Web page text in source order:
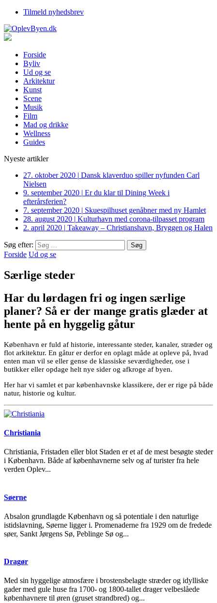
Tilmeld nyhedsbrev
Forside
Byliv
Ud og se
Arkitektur
Kunst
Scene
Musik
Film
Mad og drikke
Wellness
Guides
Nyeste artikler
27. oktober 2020 | Dansk klaverduo spiller nyfunden Carl
Nielsen
9. september 2020 | Er du klar til Dining Week i
efterårsferien?
7. september 2020 | Skuespilhuset genåbner med ny Hamlet
28. august 2020 | Kulturhavn med corona-tilpasset program
2. april 2020 | Takeaway – Christianshavn, Bryggen og Halen
Søg efter:
Forside Ud og se
Særlige steder
Har du lørdagen fri og ingen særlige
planer? Så er der mange gratis glæder at
hente på en hyggelig gåtur
København er fuld af historie, interessante steder, kanaler, stræder og
flot arkitektur. En gåtur er derfor en oplagt måde at opleve på, hvad
enten man vil se eller gense de klassiske seværdigheder, ose i
butikker eller opdage helt nye sider og afkroge af byen.
Her har vi samlet et par københavnske klassikere, der er rige på både
natur, historie og kultur.
Christiania
Christiania, Fristaden eller blot Staden er et af de mest besøgte steder
i København. Både af københavnerne selv og af turister fra hele
verden Oplev...
Søerne
Absalon grundlagde København og så potentiale i den naturlige
istidslavning, Søerne ligger i. Promenaderne fra 1929 om de fredede
søer, Sankt Jørgens Sø, Peblinge Sø og...
Dragør
Med sin hyggelige atmosfære i brostensbelagte stræder og idylliske
gader med gule huse fra 1700- og 1800-tallet drager velbeslåede
københavnere til øren (gruset strandbred) og...